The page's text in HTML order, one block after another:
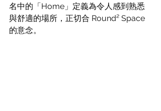
名中的「Home」定義為令人感到熟悉
與舒適的場所，正切合 Round² Space
的意念。